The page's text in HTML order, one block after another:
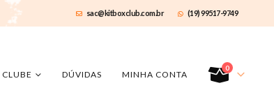
sac@kitboxclub.com.br (19) 99517-9749
DÚVIDAS MINHA CONTA
0